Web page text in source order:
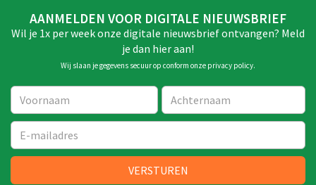
AANMELDEN VOOR DIGITALE NIEUWSBRIEF
Wil je 1x per week onze digitale nieuwsbrief ontvangen? Meld
je dan hier aan!
Wij slaan je gegevens secuur op conform onze privacy policy.